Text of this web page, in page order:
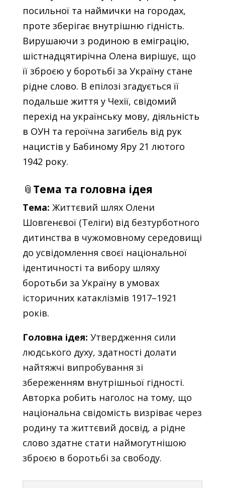
посильної та наймички на городах,
проте зберігає внутрішню гідність.
Вирушаючи з родиною в еміграцію,
шістнадцятирічна Олена вирішує, що
її зброєю у боротьбі за Україну стане
рідне слово. В епілозі згадується її
подальше життя у Чехії, свідомий
перехід на українську мову, діяльність
в ОУН та героїчна загибель від рук
нацистів у Бабиному Яру 21 лютого
1942 року.
📎 Тема та головна ідея
Тема: Життєвий шлях Олени
Шовгенєвої (Теліги) від безтурботного
дитинства в чужомовному середовищі
до усвідомлення своєї національної
ідентичності та вибору шляху
боротьби за Україну в умовах
історичних катаклізмів 1917–1921
років.
Головна ідея: Утвердження сили
людського духу, здатності долати
найтяжчі випробування зі
збереженням внутрішньої гідності.
Авторка робить наголос на тому, що
національна свідомість визріває через
родину та життєвий досвід, а рідне
слово здатне стати наймогутнішою
зброєю в боротьбі за свободу.